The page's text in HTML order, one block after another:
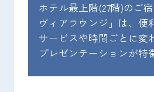
ホテル最上階(27階)のご
ヴィアラウンジ」は、便
サービスや時間ごとに変
プレゼンテーションが特